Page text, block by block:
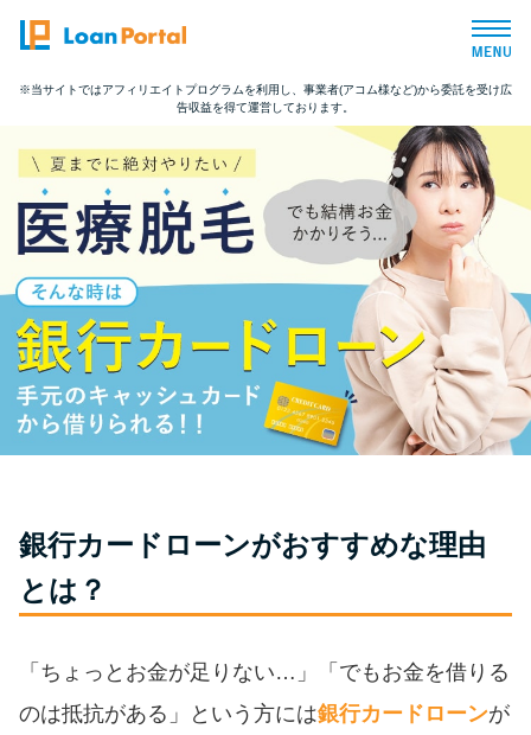
トップページ
おすすめコンテンツ
総合人気ランキング
とにかくすぐ借りたい方向け
バレずに借りたい方向け
便利なコンテンツ
カードローンQ&A
※当サイトではアフィリエイトプログラムを利用し、事業者(アコム様など)から委託を受け広
告収益を得て運営しております。
銀行カードローンがおすすめな理由
とは？
「ちょっとお金が足りない…」「でもお金を借りる
のは抵抗がある」という方には銀行カードローンが